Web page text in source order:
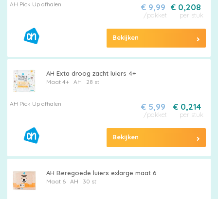
AH Pick Up afhalen € 0,208
per stuk
€ 9,99
/pakket
Bekijken
AH Exta droog zacht luiers 4+
Maat 4+ AH 28 st
AH Pick Up afhalen € 0,214
per stuk
€ 5,99
/pakket
Bekijken
AH Beregoede luiers exlarge maat 6
Maat 6 AH 30 st